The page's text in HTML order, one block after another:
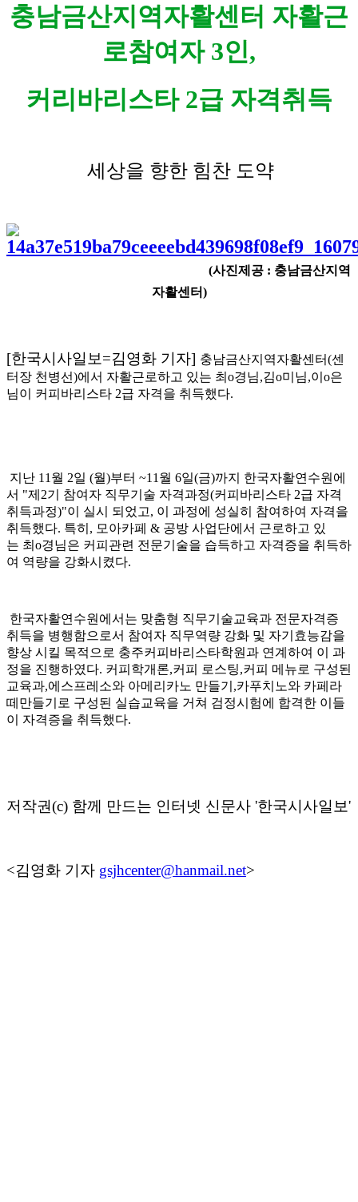
충남금산지역자활센터 자활근
로참여자 3인,
커리바리스타 2급 자격취득
​세상을 향한 힘찬 도약
(사진제공 : 충남금산지역
자활센터)
[한국시사일보=김영화 기자] 충남금산지역자활센터(센
터장 천병선)에서 자활근로하고 있는 최o경님,김o미님,이o은
님이 커피바리스타 2급 자격을 취득했다.
지난 11월 2일 (월)부터 ~11월 6일(금)까지 한국자활연수원에
서 "제2기 참여자 직무기술 자격과정(커피바리스타 2급 자격
취득과정)"이 실시 되었고, 이 과정에 성실히 참여하여 자격을
취득했다. 특히, 모아카페 & 공방 사업단에서 근로하고 있
는 최o경님은 커피관련 전문기술을 습득하고 자격증을 취득하
여 역량을 강화시켰다.
한국자활연수원에서는 맞춤형 직무기술교육과 전문자격증
취득을 병행함으로서 참여자 직무역량 강화 및 자기효능감을
향상 시킬 목적으로 충주커피바리스타학원과 연계하여 이 과
정을 진행하였다. 커피학개론,커피 로스팅,커피 메뉴로 구성된
교육과,에스프레소와 아메리카노 만들기,카푸치노와 카페라
떼만들기로 구성된 실습교육을 거쳐 검정시험에 합격한 이들
이 자격증을 취득했다.
저작권(c) 함께 만드는 인터넷 신문사 '한국시사일보'
<김영화 기자 gsjhcenter@hanmail.net>